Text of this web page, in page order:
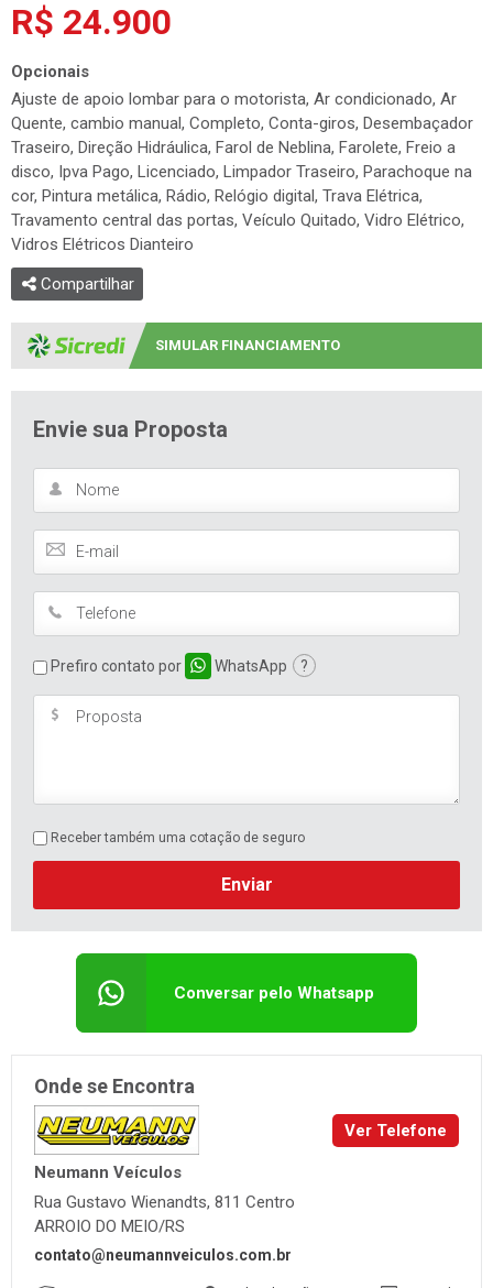
R$ 24.900
Opcionais
Ajuste de apoio lombar para o motorista, Ar condicionado, Ar
Quente, cambio manual, Completo, Conta-giros, Desembaçador
Traseiro, Direção Hidráulica, Farol de Neblina, Farolete, Freio a
disco, Ipva Pago, Licenciado, Limpador Traseiro, Parachoque na
cor, Pintura metálica, Rádio, Relógio digital, Trava Elétrica,
Travamento central das portas, Veículo Quitado, Vidro Elétrico,
Vidros Elétricos Dianteiro
Compartilhar
SIMULAR FINANCIAMENTO
Envie sua Proposta
Prefiro contato por WhatsApp ?
Receber também uma cotação de seguro
Enviar
Conversar pelo Whatsapp
Onde se Encontra
Ver Telefone
Neumann Veículos
Rua Gustavo Wienandts, 811 Centro
ARROIO DO MEIO/RS
contato@neumannveiculos.com.br